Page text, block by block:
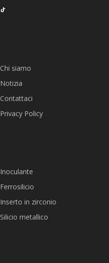
Chi siamo
Notizia
Contattaci
Privacy Policy
Inoculante
Ferrosilicio
Inserto in zirconio
Silicio metallico